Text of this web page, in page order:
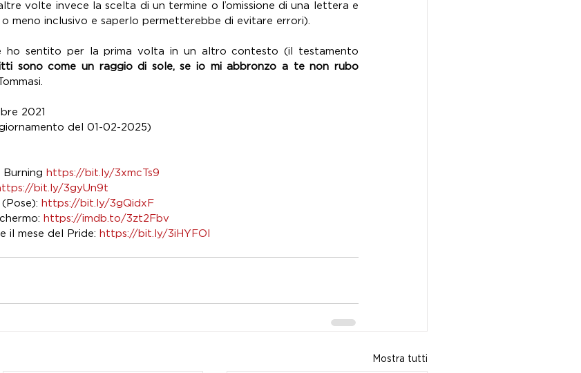
volte invece la scelta di un termine o l’omissione di una lettera e
meno inclusivo e saperlo permetterebbe di evitare errori).
ho sentito per la prima volta in un altro contesto (il testamento
sono come un raggio di sole, se io mi abbronzo a te non rubo
2021
del 01-02-2025)
Burning https://bit.ly/3xmcTs9
bit.ly/3gyUn9t
https://bit.ly/3gQidxF
https://imdb.to/3zt2Fbv
il mese del Pride: https://bit.ly/3iHYFOl
Mostra tutti